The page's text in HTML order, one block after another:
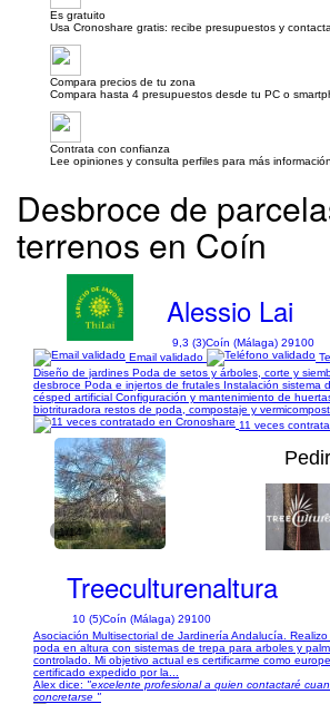
Es gratuito
Usa Cronoshare gratis: recibe presupuestos y
Compara precios de tu zona
Compara hasta 4 presupuestos desde tu PC o
Contrata con confianza
Lee opiniones y consulta perfiles para más información.
Desbroce de
terrenos en Coín
Alessio Lai
9,3 (3)Coín (Málaga) 29100
Email validado
Diseño de jardines Poda de setos y árboles, corte y
desbroce Poda e injertos de frutales Instalación sistema
césped artificial Configuración y mantenimiento de
biotrituradora restos de poda, compostaje y
11 veces
1/14
Treeculturenaltura
10 (5)Coín (Málaga) 29100
Asociación Multisectorial de Jardinería Andalucía.
poda en altura con sistemas de trepa para arboles y
controlado. Mi objetivo actual es certificarme como
certificado expedido por la...
Alex dice: "excelente profesional a quien contactaré
concretarse "